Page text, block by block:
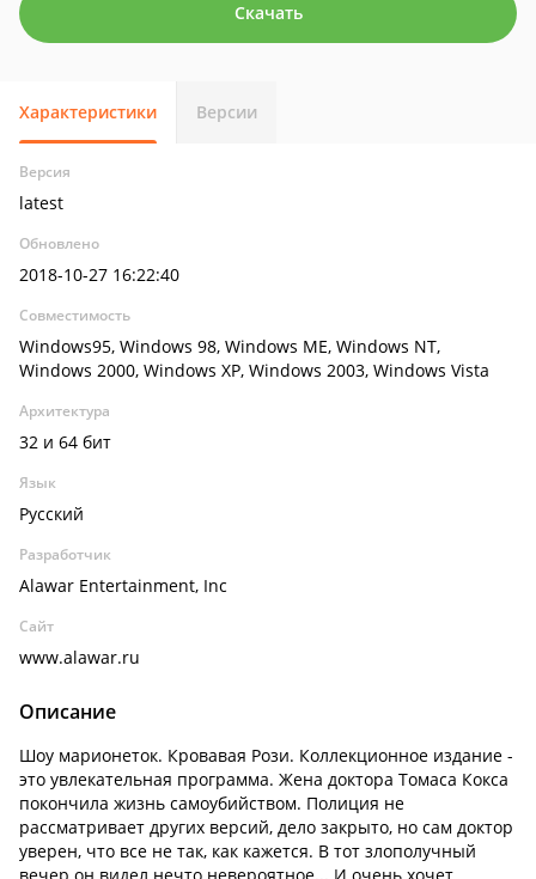
Скачать
Характеристики Версии
Версия
latest
Обновлено
2018-10-27 16:22:40
Совместимость
Windows95, Windows 98, Windows ME, Windows NT,
Windows 2000, Windows XP, Windows 2003, Windows Vista
Архитектура
32 и 64 бит
Язык
Русский
Разработчик
Alawar Entertainment, Inc
Сайт
www.alawar.ru
Описание
Шоу марионеток. Кровавая Рози. Коллекционное издание -
это увлекательная программа. Жена доктора Томаса Кокса
покончила жизнь самоубийством. Полиция не
рассматривает других версий, дело закрыто, но сам доктор
уверен, что все не так, как кажется. В тот злополучный